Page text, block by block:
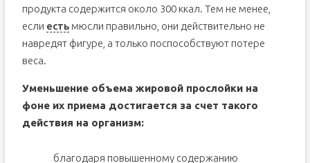
продукта содержится около 300 ккал. Тем не менее,
если естьмюсли правильно, они действительно не
навредят фигуре, а только поспособствуют потере
веса.
Уменьшение объема жировой прослойки на
фоне их приема достигается за счет такого
действия на организм:
благодаря повышенному содержанию